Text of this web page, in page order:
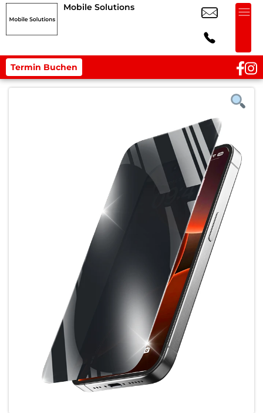
Mobile Solutions
Termin Buchen